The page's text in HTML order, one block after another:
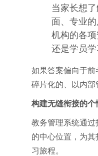
当家长想
面、专业的
机构的各
还是学员
如果答案偏向于
碎片化的、以内部
构建无缝衔接的个
教务管理系统通
的中心位置，为
习旅程。